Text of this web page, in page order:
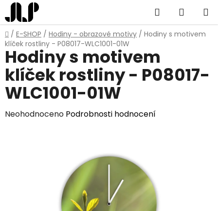
Přejít
na
obsah
Hledat
KOŠÍK
Domů
/ E-SHOP / Hodiny - obrazové motivy / Hodiny s motivem
klíček rostliny - P08017-WLC1001-01W
Hodiny s motivem
klíček rostliny - P08017-
WLC1001-01W
Průměrné
Neohodnoceno Podrobnosti hodnocení